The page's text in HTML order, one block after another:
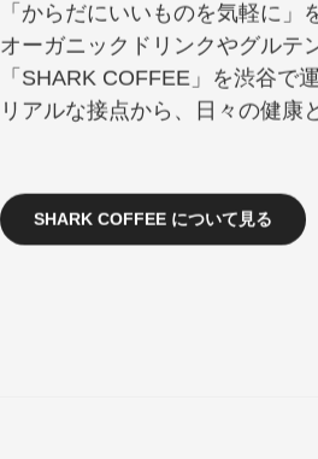
「からだにいいものを気軽に」
オーガニックドリンクやグルテ
「SHARK COFFEE」を渋谷で運
リアルな接点から、日々の健康
SHARK COFFEE について見る